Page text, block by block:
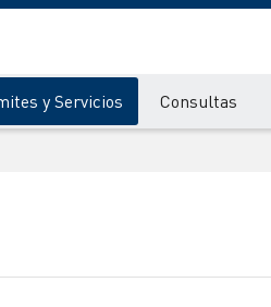
y Servicios Consultas